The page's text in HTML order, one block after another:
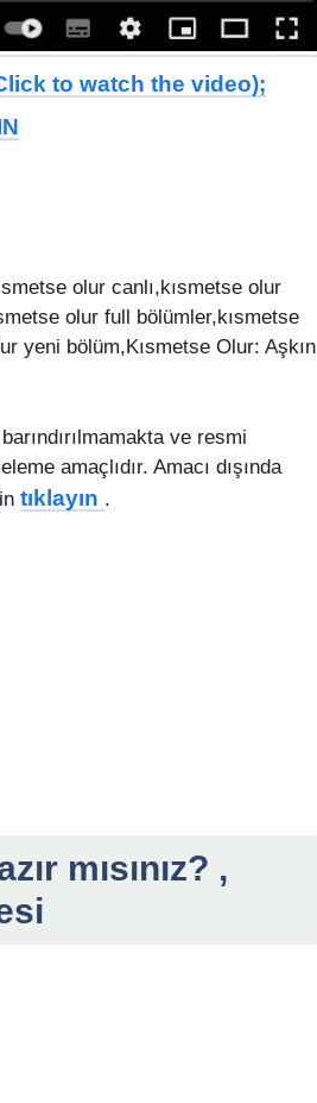
to watch the video);
olur canlı,kısmetse olur
olur full bölümler,kısmetse
yeni bölüm,Kısmetse Olur: Aşkın
ve resmi
amaçlıdır. Amacı dışında
tıklayın .
mısınız? ,